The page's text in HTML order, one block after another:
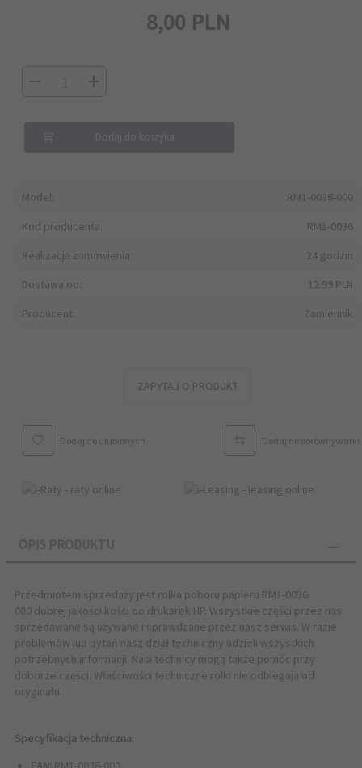
Model:
RM1-0036-000
Kod producenta:
RM1-0036
Realizacja zamówienia:
24 godzin
Dostawa od:
12.99 PLN
Producent:
Zamiennik
8,00 PLN
ZAPYTAJ O PRODUKT
Dodaj do koszyka
Dodaj do ulubionych Dodaj do porównywarki
OPIS PRODUKTU
Przedmiotem sprzedaży jest rolka poboru papieru RM1-0036-
000 dobrej jakości kości do drukarek HP. Wszystkie części przez nas
sprzedawane są używane i sprawdzane przez nasz serwis. W razie
problemów lub pytań nasz dział techniczny udzieli wszystkich
potrzebnych informacji. Nasi technicy mogą także pomóc przy
doborze części. Właściwości techniczne rolki nie odbiegają od
oryginału.
Specyfikacja techniczna: